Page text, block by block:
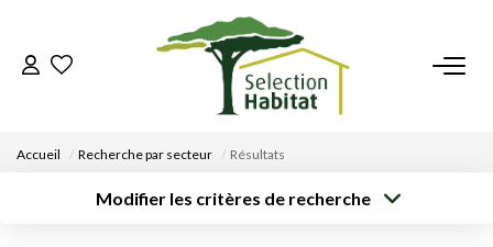
ACCUEIL
Accueil Recherche par secteur Résultats
Modifier les critères de recherche